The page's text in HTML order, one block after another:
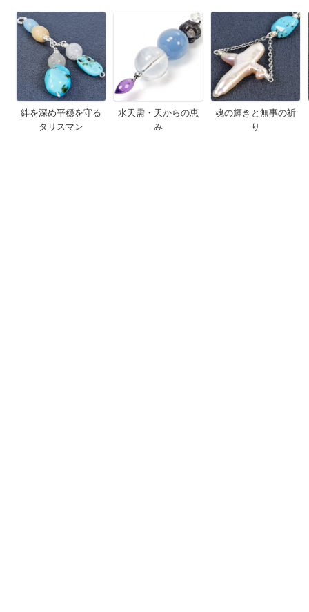
絆を深め平穏を守る
タリスマン
水天需・天からの恵
み
魂の輝きと無事の祈
り